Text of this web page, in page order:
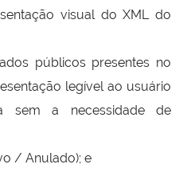
visual do XML do
públicos presentes no
legível ao usuário
sem a necessidade de
/ Anulado); e